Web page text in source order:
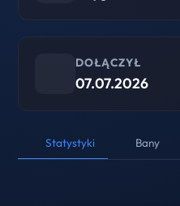
DOŁĄCZYŁ
07.07.2026
Statystyki Bany